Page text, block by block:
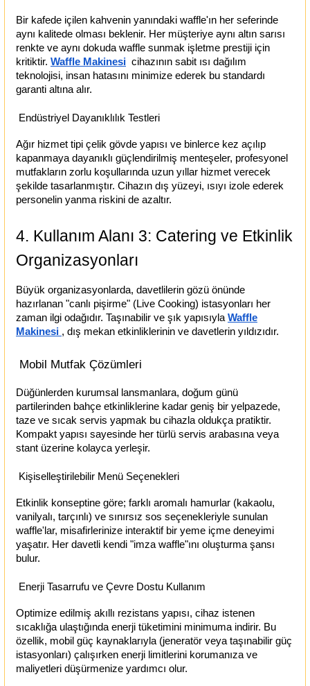
Bir kafede içilen kahvenin yanındaki waffle'ın her seferinde
aynı kalitede olması beklenir. Her müşteriye aynı altın sarısı
renkte ve aynı dokuda waffle sunmak işletme prestiji için
kritiktir. Waffle Makinesi cihazının sabit ısı dağılım
teknolojisi, insan hatasını minimize ederek bu standardı
garanti altına alır.
Endüstriyel Dayanıklılık Testleri
Ağır hizmet tipi çelik gövde yapısı ve binlerce kez açılıp
kapanmaya dayanıklı güçlendirilmiş menteşeler, profesyonel
mutfakların zorlu koşullarında uzun yıllar hizmet verecek
şekilde tasarlanmıştır. Cihazın dış yüzeyi, ısıyı izole ederek
personelin yanma riskini de azaltır.
4. Kullanım Alanı 3: Catering ve Etkinlik
Organizasyonları
Büyük organizasyonlarda, davetlilerin gözü önünde
hazırlanan "canlı pişirme" (Live Cooking) istasyonları her
zaman ilgi odağıdır. Taşınabilir ve şık yapısıylaWaffle
Makinesi , dış mekan etkinliklerinin ve davetlerin yıldızıdır.
Mobil Mutfak Çözümleri
Düğünlerden kurumsal lansmanlara, doğum günü
partilerinden bahçe etkinliklerine kadar geniş bir yelpazede,
taze ve sıcak servis yapmak bu cihazla oldukça pratiktir.
Kompakt yapısı sayesinde her türlü servis arabasına veya
stant üzerine kolayca yerleşir.
Kişiselleştirilebilir Menü Seçenekleri
Etkinlik konseptine göre; farklı aromalı hamurlar (kakaolu,
vanilyalı, tarçınlı) ve sınırsız sos seçenekleriyle sunulan
waffle'lar, misafirlerinize interaktif bir yeme içme deneyimi
yaşatır. Her davetli kendi "imza waffle"ını oluşturma şansı
bulur.
Enerji Tasarrufu ve Çevre Dostu Kullanım
Optimize edilmiş akıllı rezistans yapısı, cihaz istenen
sıcaklığa ulaştığında enerji tüketimini minimuma indirir. Bu
özellik, mobil güç kaynaklarıyla (jeneratör veya taşınabilir güç
istasyonları) çalışırken enerji limitlerini korumanıza ve
maliyetleri düşürmenize yardımcı olur.